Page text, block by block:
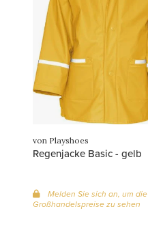
von Playshoes
Regenjacke Basic - gelb
Melden Sie sich an, um die
Großhandelspreise zu sehen